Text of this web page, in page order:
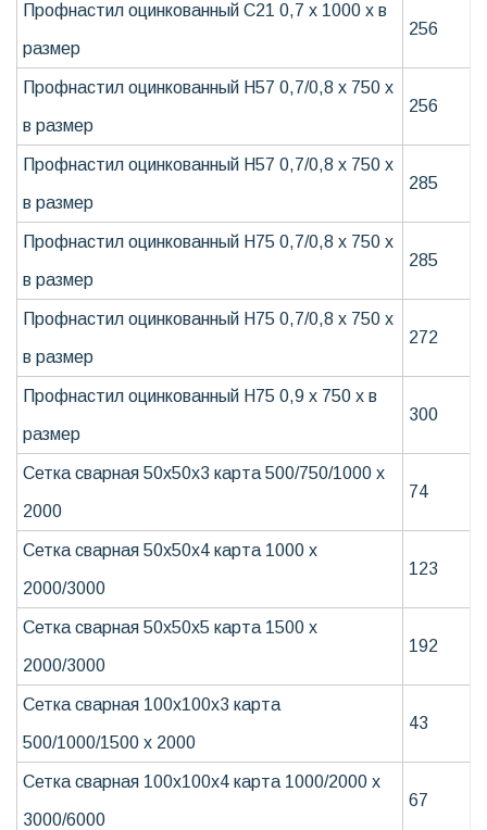
Профнастил оцинкованный С21 0,7 х 1000 х в
размер
256
Профнастил оцинкованный H57 0,7/0,8 х 750 х
в размер
256
Профнастил оцинкованный Н57 0,7/0,8 х 750 х
в размер
285
Профнастил оцинкованный Н75 0,7/0,8 х 750 х
в размер
285
Профнастил оцинкованный Н75 0,7/0,8 х 750 х
в размер
272
Профнастил оцинкованный Н75 0,9 х 750 х в
размер
300
Сетка сварная 50х50х3 карта 500/750/1000 х
2000
74
Сетка сварная 50х50х4 карта 1000 х
2000/3000
123
Сетка сварная 50х50х5 карта 1500 х
2000/3000
192
Сетка сварная 100х100х3 карта
500/1000/1500 х 2000
43
Сетка сварная 100х100х4 карта 1000/2000 х
3000/6000
67